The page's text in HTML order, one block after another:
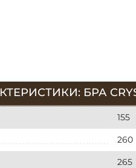
БРА
155
260
265